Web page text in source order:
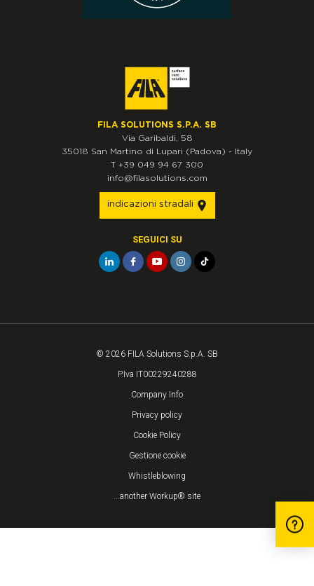
FILA SOLUTIONS S.P.A. SB
Via Garibaldi, 58
35018 San Martino di Lupari (Padova) -
Italy
T +39 049 94 67 300
info@filasolutions.com
indicazioni stradali
SEGUICI SU
© 2026 FILA Solutions S.p.A. SB
P.Iva IT00229240288
Company Info
Privacy policy
Cookie Policy
Gestione cookie
Whistleblowing
...another Workup® site